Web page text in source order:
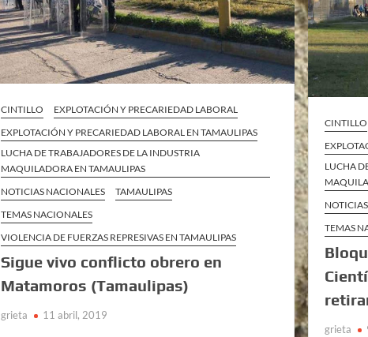
CINTILLO
EXPLOTACIÓN Y PRECARIEDAD LABORAL
EXPLOTACIÓN Y PRECARIEDAD LABORAL EN TAMAULIPAS
LUCHA DE TRABAJADORES DE LA INDUSTRIA
MAQUILADORA EN TAMAULIPAS
NOTICIAS NACIONALES
TAMAULIPAS
TEMAS NACIONALES
VIOLENCIA DE FUERZAS REPRESIVAS EN TAMAULIPAS
Sigue vivo conflicto obrero en
Matamoros (Tamaulipas)
grieta 11 abril, 2019
CINTILLO
LUCHA
TEMAS
grieta